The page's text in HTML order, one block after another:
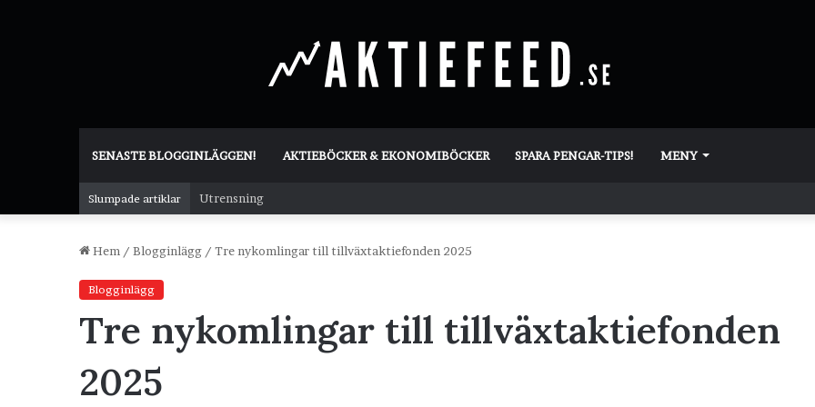
SENASTE BLOGGINLÄGGEN! AKTIEBÖCKER & EKONOMIBÖCKER SPARA PENGAR-TIPS! MENY
Slumpade artiklar Utrensning
Hem / Blogginlägg / Tre nykomlingar till tillväxtaktiefonden 2025
Blogginlägg
Tre nykomlingar till tillväxtaktiefonden
2025